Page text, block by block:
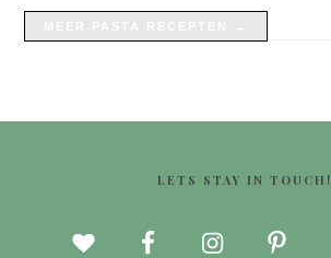
LETS STAY IN TOUCH!